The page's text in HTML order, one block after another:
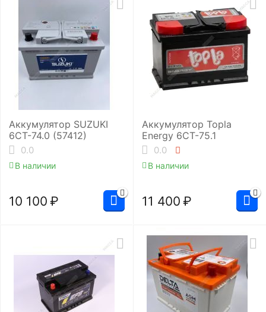
Аккумулятор SUZUKI
6СТ-74.0 (57412)
0.0
В наличии
10 100 ₽
Аккумулятор Topla
Energy 6СТ-75.1
0.0
В наличии
11 400 ₽